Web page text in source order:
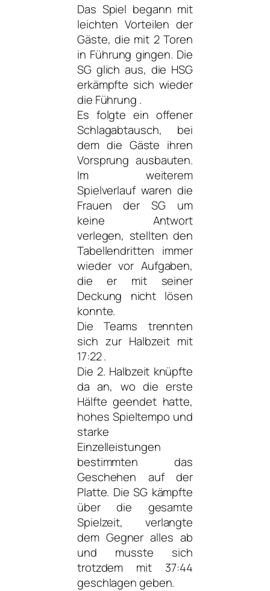
Das Spiel begann mit
leichten Vorteilen der
Gäste, die mit 2 Toren
in Führung gingen. Die
SG glich aus, die HSG
erkämpfte sich wieder
die Führung .
Es folgte ein offener
Schlagabtausch, bei
dem die Gäste ihren
Vorsprung ausbauten.
Im weiterem
Spielverlauf waren die
Frauen der SG um
keine Antwort
verlegen, stellten den
Tabellendritten immer
wieder vor Aufgaben,
die er mit seiner
Deckung nicht lösen
konnte.
Die Teams trennten
sich zur Halbzeit mit
17:22 .
Die 2. Halbzeit knüpfte
da an, wo die erste
Hälfte geendet hatte,
hohes Spieltempo und
starke
Einzelleistungen
bestimmten das
Geschehen auf der
Platte. Die SG kämpfte
über die gesamte
Spielzeit, verlangte
dem Gegner alles ab
und musste sich
trotzdem mit 37:44
geschlagen geben.